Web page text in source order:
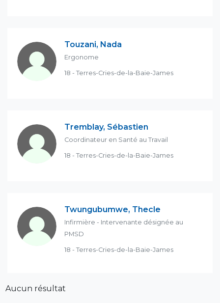
Touzani, Nada
Ergonome
18 - Terres-Cries-de-la-Baie-James
Tremblay, Sébastien
Coordinateur en Santé au Travail
18 - Terres-Cries-de-la-Baie-James
Twungubumwe, Thecle
Infirmière - Intervenante désignée au
PMSD
18 - Terres-Cries-de-la-Baie-James
Aucun résultat